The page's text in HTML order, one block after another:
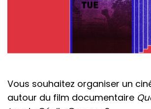
Vous souhaitez organiser un
autour du film documentaire